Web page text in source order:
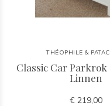
THÉOPHILE &
Classic Car Parkrok
Linnen
€ 219,00